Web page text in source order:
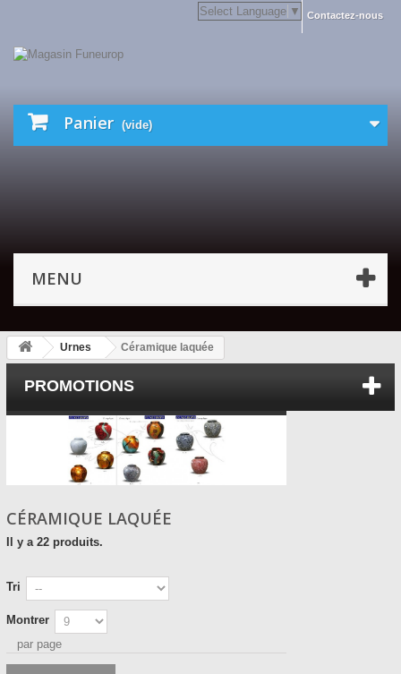
Contactez-nous
Select Language ▼
Panier (vide)
MENU
Urnes Céramique laquée
PROMOTIONS
CÉRAMIQUE LAQUÉE
Il y a 22 produits.
Tri
Montrer
par page